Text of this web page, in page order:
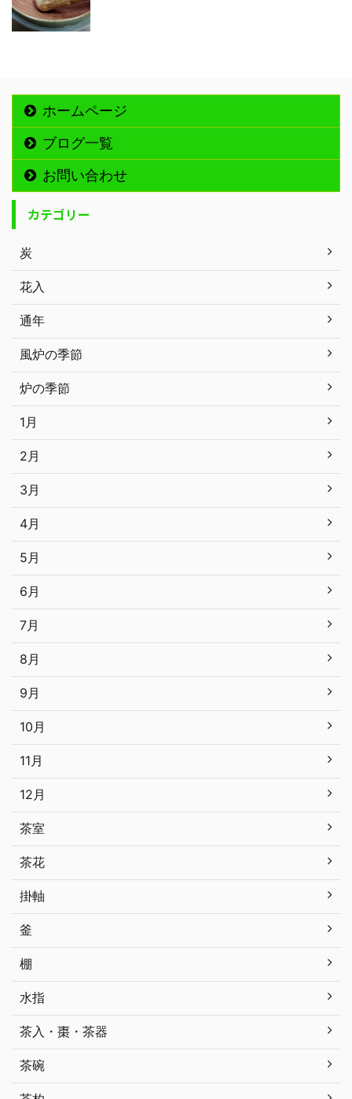
ホームページ
ブログ一覧
お問い合わせ
カテゴリー
炭
花入
通年
風炉の季節
炉の季節
1月
2月
3月
4月
5月
6月
7月
8月
9月
10月
11月
12月
茶室
茶花
掛軸
釜
棚
水指
茶入・棗・茶器
茶碗